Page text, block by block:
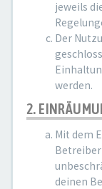
jeweils
Der
werden.
2.
Mit dem
deinen